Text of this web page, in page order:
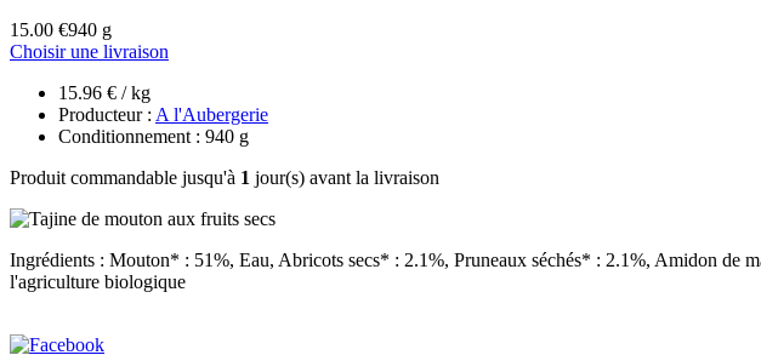
15.00 €940 g
Choisir une livraison
15.96 € / kg
Producteur : A l'Aubergerie
Conditionnement : 940 g
Produit commandable jusqu'à 1 jour(s) avant la livraison
Ingrédients : Mouton* : 51%, Eau, Abricots secs* : 2.1%, Pruneaux séchés* : 2.1%, Amidon
l'agriculture biologique